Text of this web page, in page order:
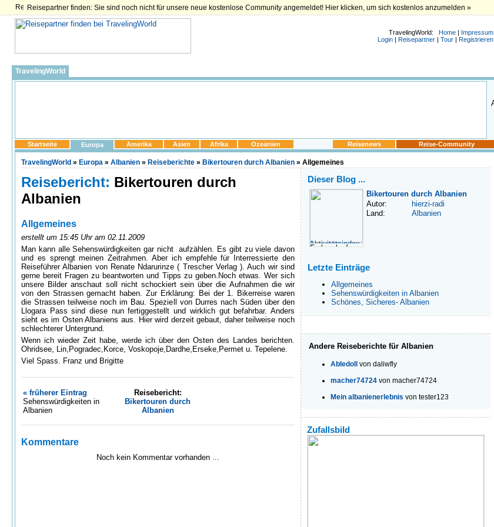
Reisepartner finden: Sie sind noch nicht für unsere neue kostenlose Community angemeldet! Hier klicken, um sich kostenlos anzumelden »
TravelingWorld: Home | Impressum
Login | Reisepartner | Tour | Registrieren
TravelingWorld
Startseite Europa Amerika Asien Afrika Ozeanien Reisenews Reise-Community
TravelingWorld » Europa » Albanien » Reiseberichte » Bikertouren durch Albanien » Allgemeines
Reisebericht: Bikertouren durch
Albanien
Allgemeines
erstellt um 15:45 Uhr am 02.11.2009
Man kann alle Sehenswürdigkeiten gar nicht aufzählen. Es gibt zu viele davon
und es sprengt meinen Zeitrahmen. Aber ich empfehle für Interressierte den
Reiseführer Albanien von Renate Ndarurinze ( Trescher Verlag ). Auch wir sind
gerne bereit Fragen zu beantworten und Tipps zu geben.Noch etwas. Wer sich
unsere Bilder anschaut soll nicht schockiert sein über die Aufnahmen die wir
von den Strassen gemacht haben. Zur Erklärung: Bei der 1. Bikerreise waren
die Strassen teilweise noch im Bau. Speziell von Durres nach Süden über den
Llogara Pass sind diese nun fertiggestellt und wirklich gut befahrbar. Anders
sieht es im Osten Albaniens aus. Hier wird derzeit gebaut, daher teilweise noch
schlechterer Untergrund.
Wenn ich wieder Zeit habe, werde ich über den Osten des Landes berichten.
Ohridsee, Lin,Pogradec,Korce, Voskopoje,Dardhe,Erseke,Permet u. Tepelene.
Viel Spass. Franz und Brigitte
« früherer Eintrag
Sehenswürdigkeiten in
Albanien
Reisebericht:
Bikertouren durch
Albanien
Kommentare
Noch kein Kommentar vorhanden ...
Dieser Blog ...
Bikertouren durch Albanien
Autor:
hierzi-radi
Land:
Albanien
Letzte Einträge
Allgemeines
Sehenswürdigkeiten in Albanien
Schönes, Sicheres- Albanien
Andere Reiseberichte für Albanien
Abledoll
von daliwfly
macher74724 von macher74724
Mein albanienerlebnis von tester123
Zufallsbild